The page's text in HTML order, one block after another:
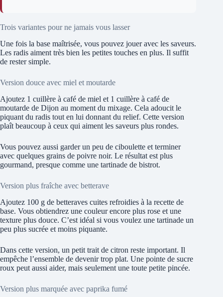
Trois variantes pour ne jamais vous lasser
Une fois la base maîtrisée, vous pouvez jouer avec les saveurs.
Les radis aiment très bien les petites touches en plus. Il suffit
de rester simple.
Version douce avec miel et moutarde
Ajoutez 1 cuillère à café de miel et 1 cuillère à café de
moutarde de Dijon au moment du mixage. Cela adoucit le
piquant du radis tout en lui donnant du relief. Cette version
plaît beaucoup à ceux qui aiment les saveurs plus rondes.
Vous pouvez aussi garder un peu de ciboulette et terminer
avec quelques grains de poivre noir. Le résultat est plus
gourmand, presque comme une tartinade de bistrot.
Version plus fraîche avec betterave
Ajoutez 100 g de betteraves cuites refroidies à la recette de
base. Vous obtiendrez une couleur encore plus rose et une
texture plus douce. C’est idéal si vous voulez une tartinade un
peu plus sucrée et moins piquante.
Dans cette version, un petit trait de citron reste important. Il
empêche l’ensemble de devenir trop plat. Une pointe de sucre
roux peut aussi aider, mais seulement une toute petite pincée.
Version plus marquée avec paprika fumé